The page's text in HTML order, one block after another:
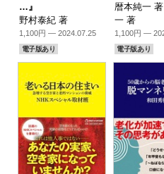
…』
野村泰紀 著
1,100円 — 2024.07.25
電子版あり
暦本純一
一 著
1,100円 —
電子版あり